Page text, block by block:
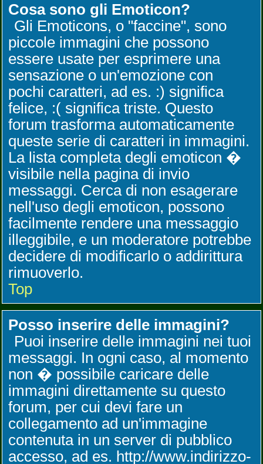
Cosa sono gli Emoticon?
Gli Emoticons, o "faccine", sono
piccole immagini che possono
essere usate per esprimere una
sensazione o un'emozione con
pochi caratteri, ad es. :) significa
felice, :( significa triste. Questo
forum trasforma automaticamente
queste serie di caratteri in immagini.
La lista completa degli emoticon �
visibile nella pagina di invio
messaggi. Cerca di non esagerare
nell'uso degli emoticon, possono
facilmente rendere una messaggio
illeggibile, e un moderatore potrebbe
decidere di modificarlo o addirittura
rimuoverlo.
Top
Posso inserire delle immagini?
Puoi inserire delle immagini nei tuoi
messaggi. In ogni caso, al momento
non � possibile caricare delle
immagini direttamente su questo
forum, per cui devi fare un
collegamento ad un'immagine
contenuta in un server di pubblico
accesso, ad es. http://www.indirizzo-